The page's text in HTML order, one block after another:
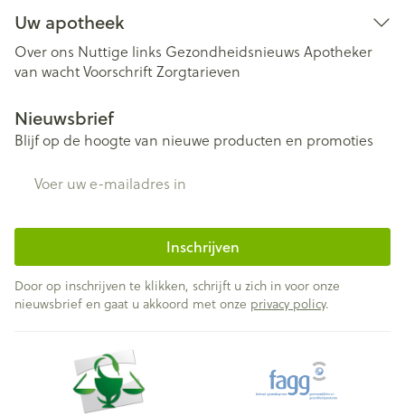
Uw apotheek
Over ons Nuttige links Gezondheidsnieuws Apotheker
van wachtVoorschriftZorgtarieven
Nieuwsbrief
Blijf op de hoogte van nieuwe producten en promoties
Inschrijven
Door op inschrijven te klikken, schrijft u zich in voor onze
nieuwsbrief en gaat u akkoord met onze privacy policy.